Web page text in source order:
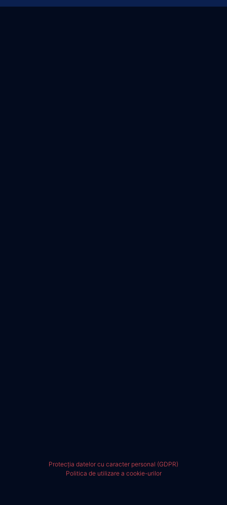
Protecția datelor cu caracter personal (GDPR)
Politica de utilizare a cookie-urilor